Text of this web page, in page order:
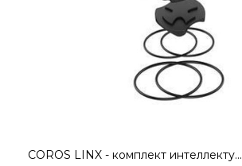
COROS LINX - комплект интеллекту...